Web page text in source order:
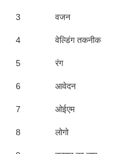
3 वजन
4 वेल्डिंग तकनीक
5 रंग
6 आवेदन
7 ओईएम
8 लोगो